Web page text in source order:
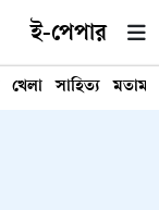
ই-পেপার
খেলা সাহিত্য মতামত